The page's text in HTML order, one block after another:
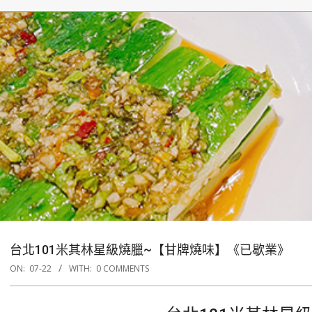
台北101米其林星級燒臘~【甘牌燒味】《已歇業》
ON: 07-22 WITH: 0 COMMENTS